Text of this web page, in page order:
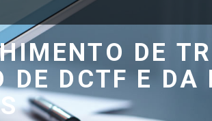
DE
DE DCTF E DA